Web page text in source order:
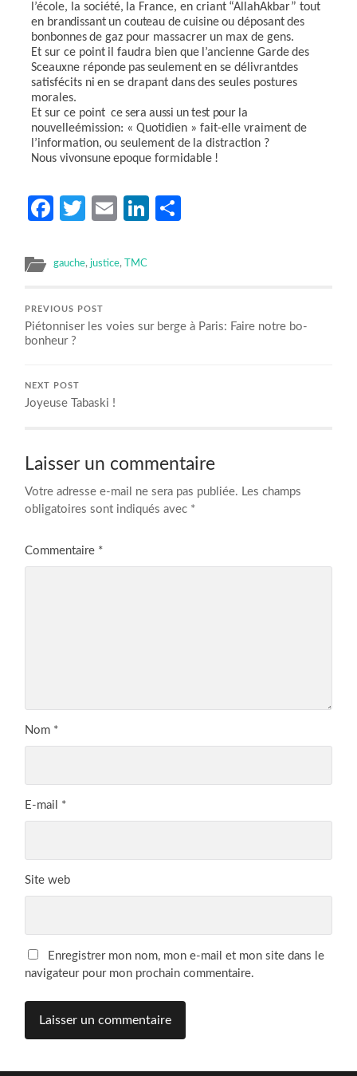
l’école, la société, la France, en criant “AllahAkbar” tout
en brandissant un couteau de cuisine oudéposant des
bonbonnes de gaz pour massacrer un max de gens.
Et sur ce point il faudra bien que l’ancienne Garde des
Sceauxne réponde passeulement en se délivrantdes
satisfécits ni en se drapant dans des seules postures
morales.
Et sur ce point ce sera aussi un test pour la
nouvelleémission: « Quotidien » fait-elle vraiment de
l’information, ouseulement de la distraction ?
Nous vivonsune e­poque formidable !
Facebook
Twitter
EmailLinkedIn
gauche, justice, TMC
PREVIOUS POST
Piétonniser les voies sur berge à Paris: Faire notre bo-
bonheur ?
NEXT POST
Joyeuse Tabaski !
Laisser un commentaire
Votre adresse e-mail ne sera pas publiée. Les champs
obligatoires sont indiqués avec *
Commentaire *
Nom *
E-mail *
Site web
Enregistrer mon nom, mon e-mail et mon site dans le
navigateur pour mon prochain commentaire.